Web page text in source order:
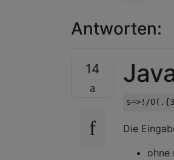
Antworten:
14
Die
ohne